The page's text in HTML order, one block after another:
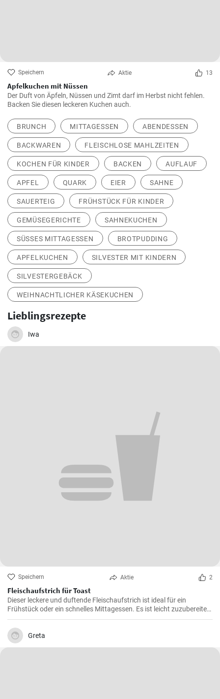
Speichern Aktie 13
Apfelkuchen mit Nüssen
Der Duft von Äpfeln, Nüssen und Zimt darf im Herbst nicht fehlen.
Backen Sie diesen leckeren Kuchen auch.
BRUNCH MITTAGESSEN ABENDESSEN
BACKWAREN FLEISCHLOSE MAHLZEITEN
KOCHEN FÜR KINDER BACKEN AUFLAUF
APFEL QUARK EIER SAHNE
SAUERTEIG FRÜHSTÜCK FÜR KINDER
GEMÜSEGERICHTE SAHNEKUCHEN
SÜSSES MITTAGESSEN BROTPUDDING
APFELKUCHEN SILVESTER MIT KINDERN
SILVESTERGEBÄCK
WEIHNACHTLICHER KÄSEKUCHEN
Lieblingsrezepte
Iwa
Speichern Aktie 2
Fleischaufstrich für Toast
Dieser leckere und duftende Fleischaufstrich ist ideal für ein
Frühstück oder ein schnelles Mittagessen. Es ist leicht zuzubereiten
und wird sicherlich alle Fleischliebhaber erfreuen.
Greta